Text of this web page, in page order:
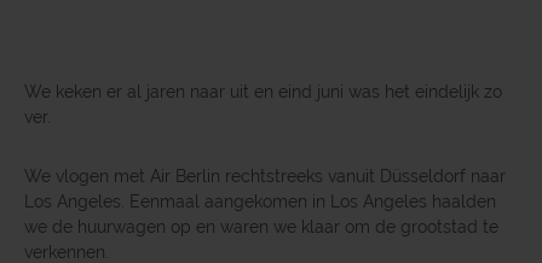
We keken er al jaren naar uit en eind juni was het eindelijk zo
ver.
We vlogen met Air Berlin rechtstreeks vanuit Düsseldorf naar
Los Angeles. Eenmaal aangekomen in Los Angeles haalden
we de huurwagen op en waren we klaar om de grootstad te
verkennen.